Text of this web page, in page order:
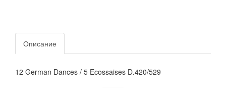
Описание
12 German Dances / 5 Ecossaises D.420/529